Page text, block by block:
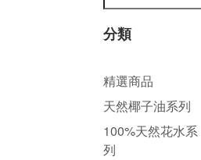
分類
精選商品
天然椰子油系列
100%天然花水系
列